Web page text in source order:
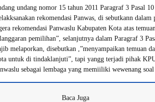
undang nomor 15 tahun 2011 Paragraf 3 Pasal
rekomendasi Panwas, di sebutkann
rekomendasi Panwaslu Kabupaten Kota atas
pemilihan”, selanjutnya dalam Paragraf 3
melaporkan, disebutkan ,”menyampaikan temuan
untuk di tindaklanjuti”, tapi yangg terjadi pihak
sebagai lembaga yang memiiliki wewenang
Baca Juga